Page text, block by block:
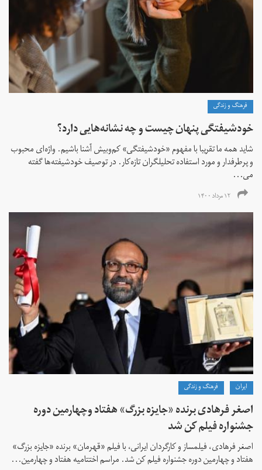
فرهنگ و زندگی
خودشیفتگی پنهان چیست و چه نشانه‌هایی دارد؟
شاید همه ما تقریبا با مفهوم «خودشیفتگی» کم‌و‌بیش آشنا باشیم. واژه‌ای محبوب
و پرطرفدار و مورد استفاده تحلیلگران تازه‌کار. در توصیف خودشیفته‌ها گفته
می...
۱۲ مرداد ۱۴۰۰
ايران فرهنگ و زندگی
اصغر فرهادی برنده «جایزه بزرگ»‌ هفتاد‌ وچهارمین دوره
جشنواره فیلم کن شد
اصغر فرهادی، فیلمساز و کارگردان ایرانی، با فیلم «قهرمان» برنده «جایزه بزرگ»
هفتاد و چهارمین دوره جشنواره فیلم کن شد. مراسم اختتامیه هفتاد و چهارمین...